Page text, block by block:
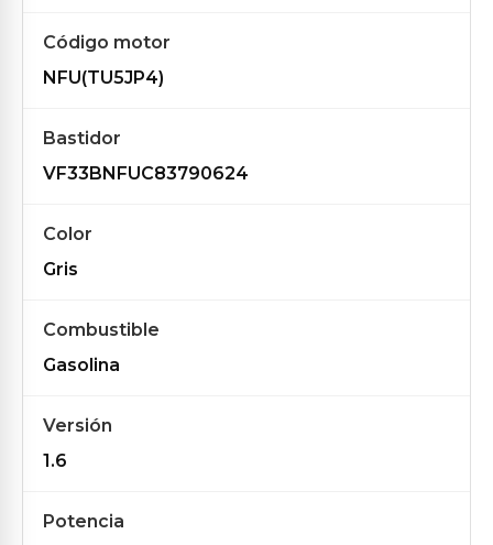
Código motor
NFU(TU5JP4)
Bastidor
VF33BNFUC83790624
Color
Gris
Combustible
Gasolina
Versión
1.6
Potencia